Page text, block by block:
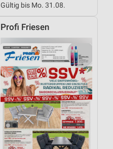
Gültig bis Mo. 31.08.
Profi Friesen